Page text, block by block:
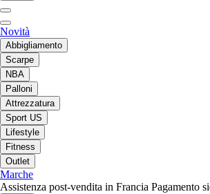
Novità
Abbigliamento
Scarpe
NBA
Palloni
Attrezzatura
Sport US
Lifestyle
Fitness
Outlet
Marche
Assistenza post-vendita in Francia Pagamento